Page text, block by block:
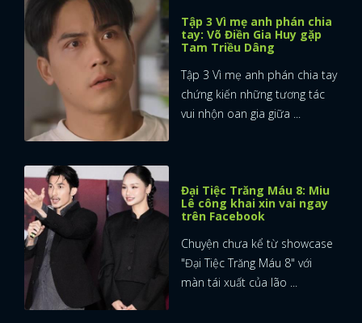
Tập 3 Vì mẹ anh phán chia
tay: Võ Điền Gia Huy gặp
Tam Triều Dâng
Tập 3 Vì mẹ anh phán chia tay
chứng kiến những tương tác
vui nhộn oan gia giữa ...
Đại Tiệc Trăng Máu 8: Miu
Lê công khai xin vai ngay
trên Facebook
Chuyện chưa kể từ showcase
"Đại Tiệc Trăng Máu 8" với
màn tái xuất của lão ...